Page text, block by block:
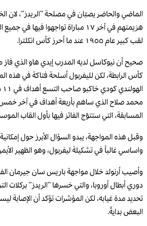
الماضي والحاضر يصبّان في مصلحة “الريدز”، لان
هزيمتهم في آخر ١٧ مباراة تواجهوا
لقب كبير عام ١٩٥٥ عند ما أحرز كأس انكلترا.
كأس الرابطة، لكن لليفربول أسلحة فتاكة في هذه
محمد صلاح الذي ساهم بأربعة أهداف في آخر
المسابقة، التي ستتوّج الفائز فيها بأول القاب
وقبل هذه المواجهة، يبدو السؤال الأبرز حول
واساسي غالباً في تشكيلة ليفربول، وهو الظهير
وأصيب أرنولد خلال مواجهة باريس سان جيرمان
دوري أبطال أوروبا، والتي خسرها “الريدز” بركلات
تحديد مدة غيابه، لكن المؤشرات تؤكد أن الإصابة
البعض بدايةً.